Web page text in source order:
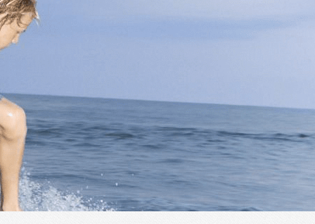
Exporter les lignes sélectionnées
Exporter toutes les colonnes
<
>
Bouge ton corps
Théâtre
Sorties
?>